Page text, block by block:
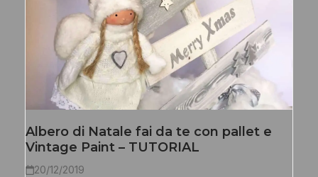
Albero di Natale fai da te con pallet e
Vintage Paint – TUTORIAL
20/12/2019